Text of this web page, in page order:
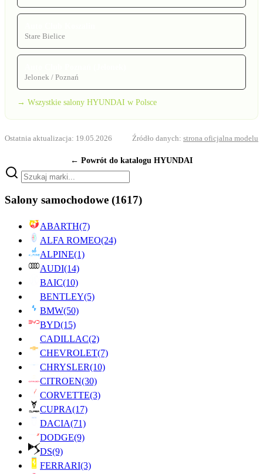
Stare Bielice
Jelonek / Poznań
→ Wszystkie salony HYUNDAI w Polsce
Ostatnia aktualizacja: 19.05.2026 Źródło danych: strona oficjalna modelu
← Powrót do katalogu HYUNDAI
Salony samochodowe (1617)
ABARTH(7)
ALFA ROMEO(24)
ALPINE(1)
AUDI(14)
BAIC(10)
BENTLEY(5)
BMW(50)
BYD(15)
CADILLAC(2)
CHEVROLET(7)
CHRYSLER(10)
CITROEN(30)
CORVETTE(3)
CUPRA(17)
DACIA(71)
DODGE(9)
DS(9)
FERRARI(3)